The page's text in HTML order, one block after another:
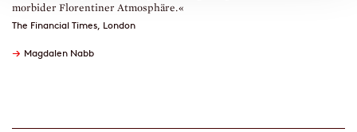
morbider Florentiner Atmosphäre.«
The Financial Times, London
→ Magdalen Nabb